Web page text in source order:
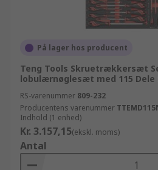
På lager hos producent
Teng Tools Skruetrækkersæt
lobulærnøglesæt med 115 Dele
RS-varenummer 809-232
Producentens varenummer
Indhold (1 enhed)
Kr. 3.157,15(ekskl. moms)
Antal